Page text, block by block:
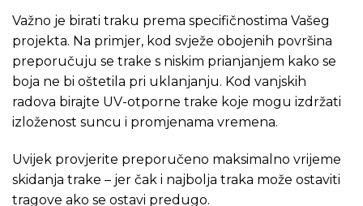
Važno je birati traku prema specifičnostima Vašeg
projekta. Na primjer, kod svježe obojenih površina
preporučuju se trake s niskim prianjanjem kako se
boja ne bi oštetila pri uklanjanju. Kod vanjskih
radova birajte UV-otporne trake koje mogu izdržati
izloženost suncu i promjenama vremena.
Uvijek provjerite preporučeno maksimalno vrijeme
skidanja trake – jer čak i najbolja traka može ostaviti
tragove ako se ostavi predugo.